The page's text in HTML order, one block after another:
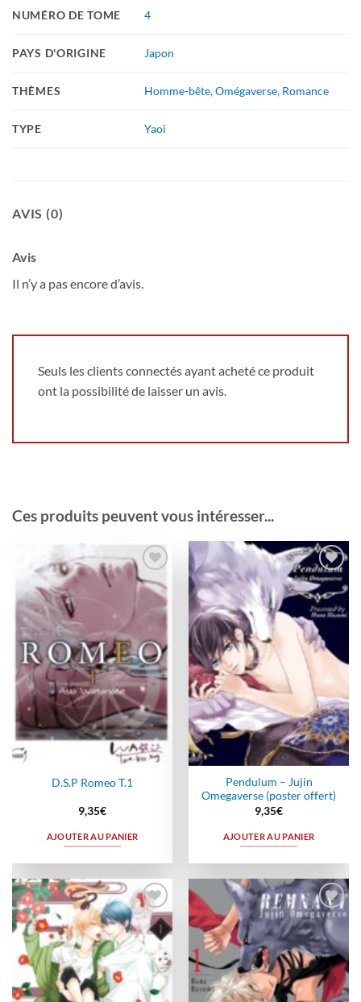
NUMÉRO DE TOME 4
PAYS D'ORIGINE Japon
THÈMES Homme-bête,Omégaverse, Romance
TYPE Yaoi
AVIS (0)
Avis
Il n’y a pas encore d’avis.
Seuls les clients connectés ayant acheté ce produit
ont la possibilité de laisser un avis.
Ces produits peuvent vous intéresser...
Ajouter
à la
D.S.P Romeo T.1
9,35€
AJOUTER AU PANIER
Ajouter
à la
wishlist
Pendulum – Jujin
Omegaverse (poster offert)
9,35€
AJOUTER AU PANIER
Ajouter
à la
wishlist
Ajouter
à la
wishlist